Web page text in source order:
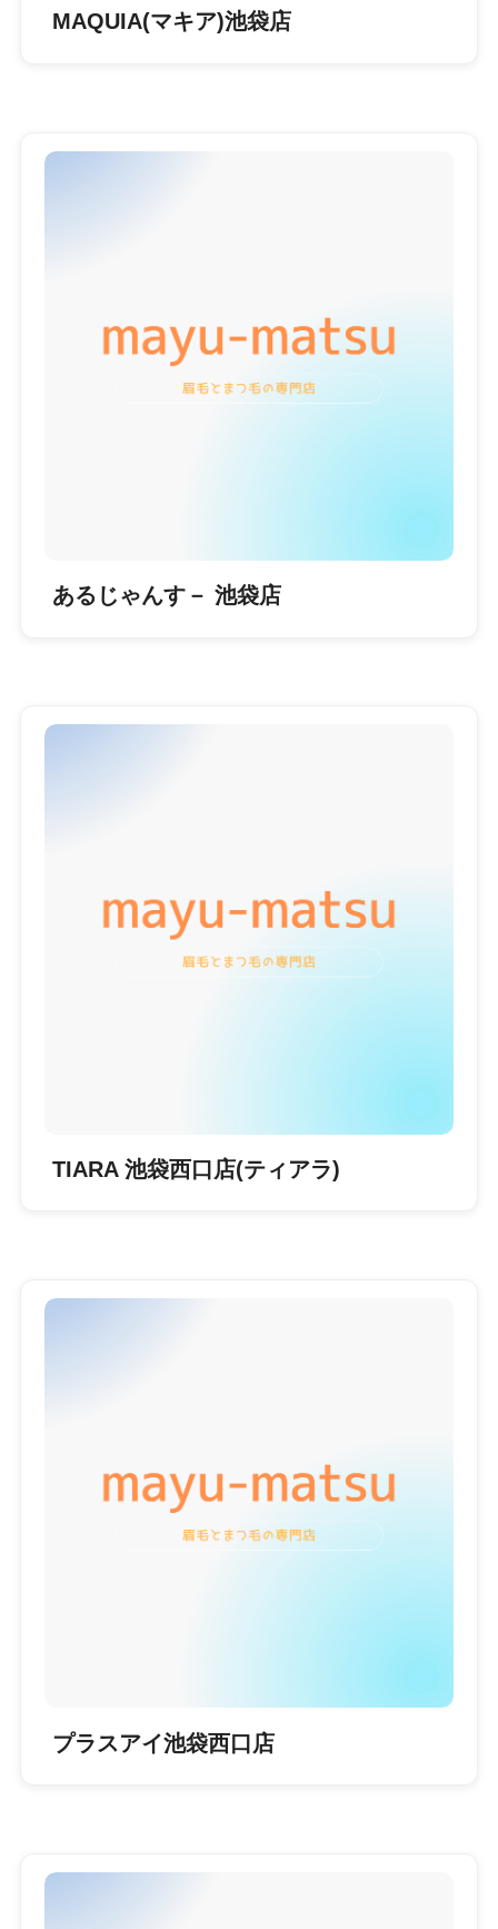
MAQUIA(マキア)池袋店
あるじゃんす－ 池袋店
TIARA 池袋西口店(ティアラ)
プラスアイ池袋西口店